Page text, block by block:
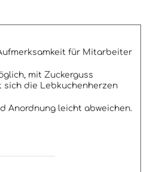
für Mitarbeiter
mit Zuckerguss
sich die Lebkuchenherzen
Anordnung leicht abweichen.